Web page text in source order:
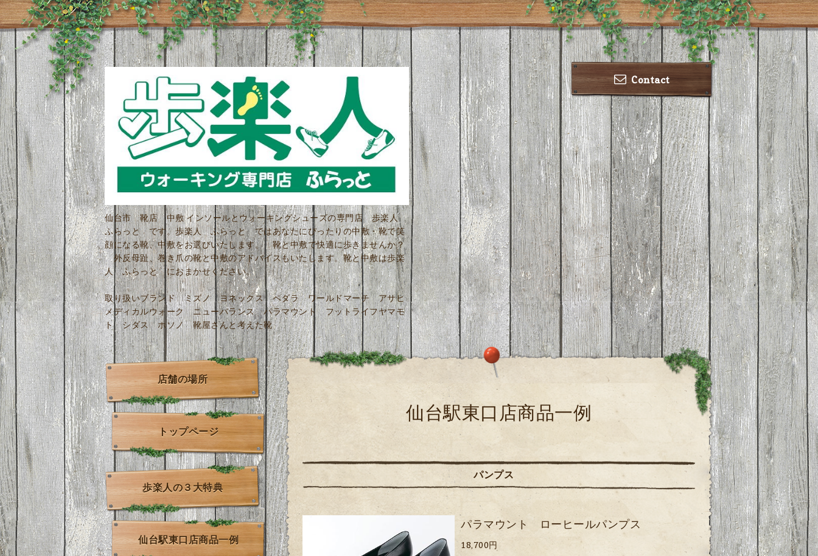
Contact
仙台市 靴店 中敷 インソールとウォーキングシューズの専門店 歩楽人
ふらっと です。歩楽人 ふらっと ではあなたにぴったりの中敷・靴で笑
顔になる靴、中敷をお選びいたします。 靴と中敷で快適に歩きませんか？
外反母趾、巻き爪の靴と中敷のアドバイスもいたします。靴と中敷は歩楽
人 ふらっと におまかせください。
取り扱いブランド ミズノ ヨネックス ペダラ ワールドマーチ アサヒ
メディカルウォーク ニューバランス パラマウント フットライフヤマモ
ト シダス ホソノ 靴屋さんと考えた靴
仙台駅東口店商品一例
パンプス
パラマウント ローヒールパンプス
18,700円
店舗の場所
トップページ
歩楽人の３大特典
仙台駅東口店商品一例